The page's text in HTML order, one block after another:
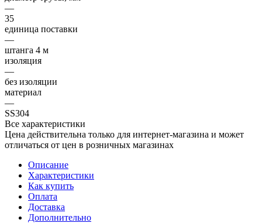
—
35
единица поставки
—
штанга 4 м
изоляция
—
без изоляции
материал
—
SS304
Все характеристики
Цена действительна только для интернет-магазина и может
отличаться от цен в розничных магазинах
Описание
Характеристики
Как купить
Оплата
Доставка
Дополнительно